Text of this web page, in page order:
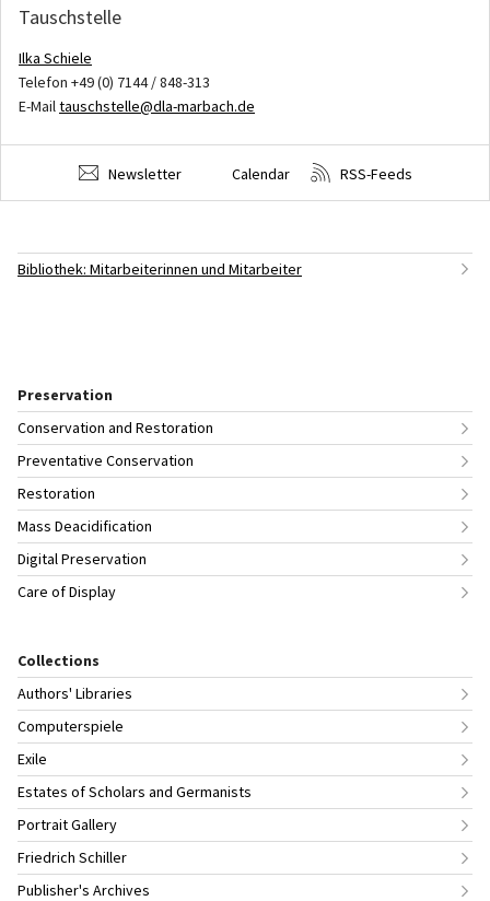
Tauschstelle
Ilka Schiele
Telefon +49 (0) 7144 / 848-313
E-Mailtauschstelle@dla-marbach.de
Newsletter Calendar RSS-Feeds
Bibliothek: Mitarbeiterinnen und Mitarbeiter
Preservation
Conservation and Restoration
Preventative Conservation
Restoration
Mass Deacidification
Digital Preservation
Care of Display
Collections
Authors' Libraries
Computerspiele
Exile
Estates of Scholars and Germanists
Portrait Gallery
Friedrich Schiller
Publisher's Archives